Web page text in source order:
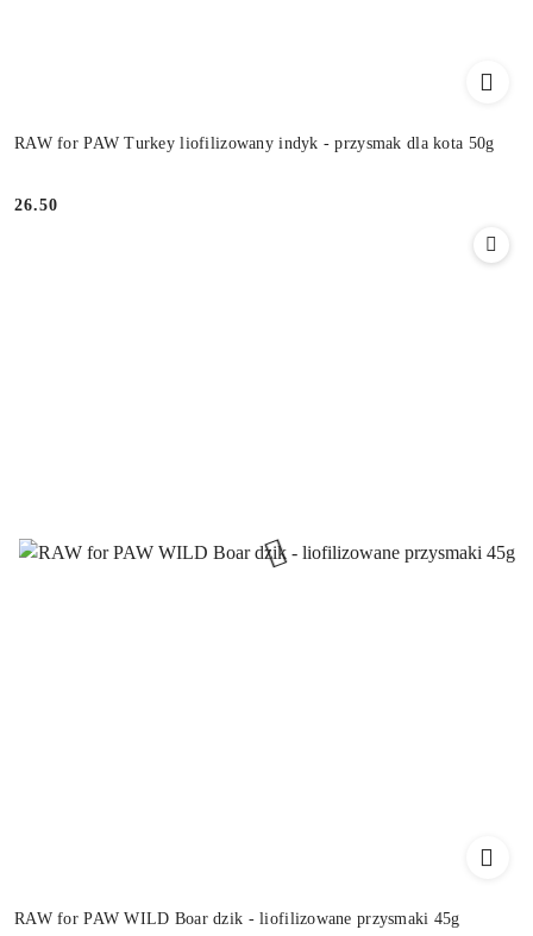
RAW for PAW Turkey liofilizowany indyk - przysmak dla kota 50g
Cena:
26.50
RAW for PAW WILD Boar dzik - liofilizowane przysmaki 45g